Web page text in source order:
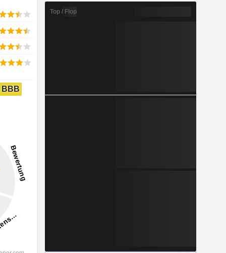
BBB
Top / Flop